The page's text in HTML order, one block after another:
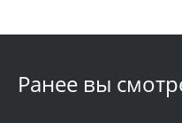
Ранее вы